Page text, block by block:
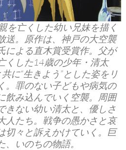
を亡くした幼い兄妹を描く
送。原作は、神戸の大空襲
による直木賞受賞作。父が
くした14歳の少年・清太
に“生きよう”とした姿をリ
。罪のない子どもや病気の
飲み込んでいく空襲。周囲
きない幼い清太と、優しさ
人たち。戦争の愚かさと哀
切々と訴えかけていく。巨
いのちの物語。